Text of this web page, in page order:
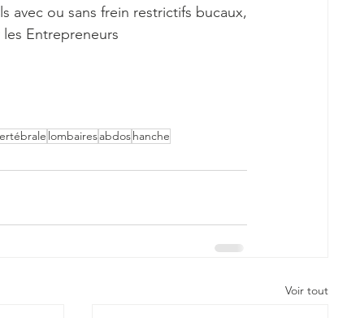
avec ou sans frein restrictifs bucaux,
Entrepreneurs
lombairesabdoshanche
Voir tout